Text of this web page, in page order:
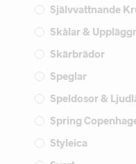
Självvattnande
Skålar &
Skärbrädor
Speglar
Speldosor &
Spring
Styleica